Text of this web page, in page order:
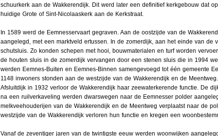
schuurkerk aan de Wakkerendijk. Dit werd later een definitief kerkgebouw dat
huidige Grote of Sint-Nicolaaskerk aan de Kerkstraat.
In 1589 werd de Eemnesservaart gegraven. Aan de oostzijde van de
aangelegd, met een marktveld ertussen. In de zomerdijk, aan het einde van de
schutsluis. Zo konden schepen met hooi, bouwmaterialen en turf worden
de houten sluis in de zomerdijk vervangen door een stenen sluis die in 1994
werden Eemnes-Buiten en Eemnes-Binnen samengevoegd tot één gemeente
1148 inwoners stonden aan de westzijde van de Wakkerendijk en de
Afsluitdijk in 1932 verloor de Wakkerendijk haar zeewaterkerende functie. De
na een ruilverkaveling werden dwarswegen naar de Eemnesser polder
melkveehouderijen van de Wakkerendijk en de Meentweg verplaatst naar de
westzijde van de Wakkerendijk verloren hun functie en kregen een
Vanaf de zeventiger jaren van de twintigste eeuw werden woonwijken